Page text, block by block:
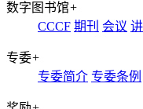
数字图书馆+
CCCF 期刊 会议
专委+
专委简介 专委条例